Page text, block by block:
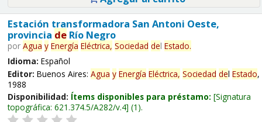
Estación transformadora San Antoni Oeste,
provincia deRío Negro
por Agua y Energía Eléctrica, Sociedad del Estado.
Idioma: Español
Editor: Buenos Aires: Agua y Energía Eléctrica, Sociedad del Estado,
1988
Disponibilidad: Ítems disponibles para préstamo: Signatura
topográfica: 621.374.5/A282/v.4 (1).